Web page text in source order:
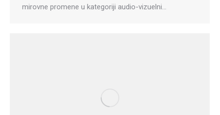
mirovne promene u kategoriji audio-vizuelni…